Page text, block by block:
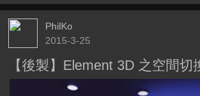
PhilKo
2015-3-25
【後製】Element 3D 之空間切